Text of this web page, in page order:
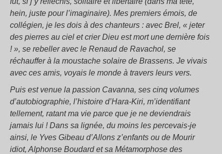
hein, juste pour l’imaginaire). Mes premiers émois, de
collégien, je les dois à des chanteurs : avec Brel, « jeter
des pierres au ciel et crier Dieu est mort une dernière fois
! », se rebeller avec le Renaud de Ravachol, se
réchauffer à la moustache solaire de Brassens. Je vivais
avec ces amis, voyais le monde à travers leurs vers.
Puis est venue la passion Cavanna, ses cinq volumes
d’autobiographie, l’histoire d’Hara-Kiri, m’identifiant
tellement, ratant ma vie parce que je ne deviendrais
jamais lui ! Dans sa lignée, du moins les percevais-je
ainsi, le Yves Gibeau d’Allons z’enfants ou de Mourir
idiot, Alphonse Boudard et sa Métamorphose des